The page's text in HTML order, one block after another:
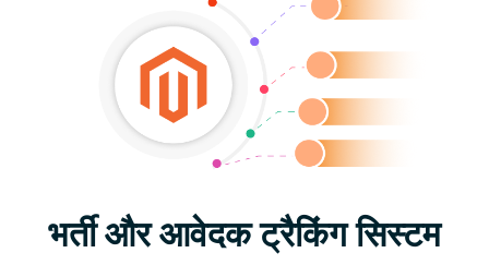
भर्ती और आवेदक ट्रैकिंग सिस्टम